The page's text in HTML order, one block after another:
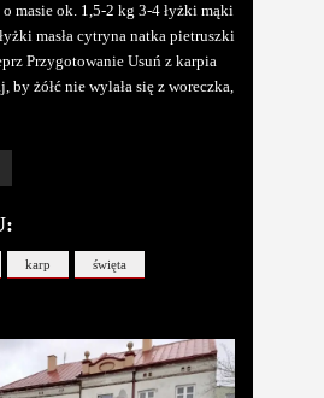
masie ok. 1,5-2 kg 3-4 łyżki mąki
masła cytryna natka pietruszki
Przygotowanie Usuń z karpia
by żółć nie wylała się z woreczka,
karp święta